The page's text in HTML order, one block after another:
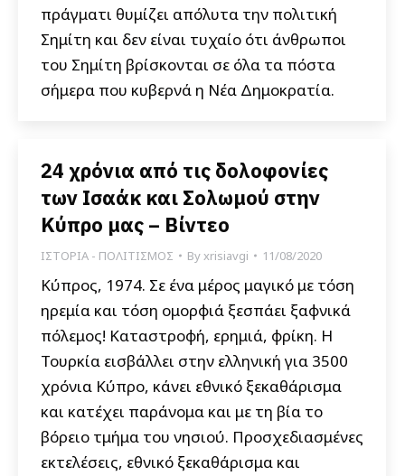
πράγματι θυμίζει απόλυτα την πολιτική
Σημίτη και δεν είναι τυχαίο ότι άνθρωποι
του Σημίτη βρίσκονται σε όλα τα πόστα
σήμερα που κυβερνά η Νέα Δημοκρατία.
24 χρόνια από τις δολοφονίες
των Ισαάκ και Σολωμού στην
Κύπρο μας – Βίντεο
ΙΣΤΟΡΙΑ - ΠΟΛΙΤΙΣΜΟΣ Byxrisiavgi 11/08/2020
Κύπρος, 1974. Σε ένα μέρος μαγικό με τόση
ηρεμία και τόση ομορφιά ξεσπάει ξαφνικά
πόλεμος! Καταστροφή, ερημιά, φρίκη. Η
Τουρκία εισβάλλει στην ελληνική για 3500
χρόνια Κύπρο, κάνει εθνικό ξεκαθάρισμα
και κατέχει παράνομα και με τη βία το
βόρειο τμήμα του νησιού. Προσχεδιασμένες
εκτελέσεις, εθνικό ξεκαθάρισμα και